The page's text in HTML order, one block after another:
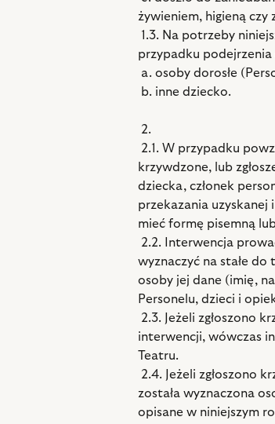
żywieniem, higieną czy
1.3. Na potrzeby
przypadku podejrzenia
a. osoby dorosłe
b. inne dziecko.
2.
2.1. W przypadku
krzywdzone, lub
dziecka, członek
przekazania
mieć formę pisemną
2.2. Interwencja
wyznaczyć na stałe
osoby jej dane (imię,
Personelu, dzieci i
2.3. Jeżeli zgłoszono
interwencji, wówczas
Teatru.
2.4. Jeżeli zgłoszono
została wyznaczona
opisane w niniejszym